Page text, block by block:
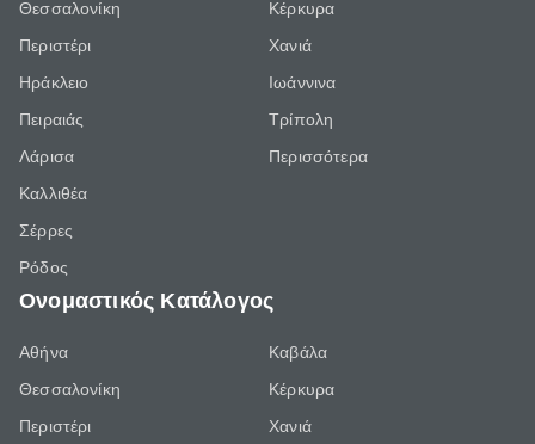
Θεσσαλονίκη
Περιστέρι
Ηράκλειο
Πειραιάς
Λάρισα
Καλλιθέα
Σέρρες
Ρόδος
Κέρκυρα
Χανιά
Ιωάννινα
Τρίπολη
Περισσότερα
Ονομαστικός Κατάλογος
Αθήνα
Θεσσαλονίκη
Περιστέρι
Καβάλα
Κέρκυρα
Χανιά